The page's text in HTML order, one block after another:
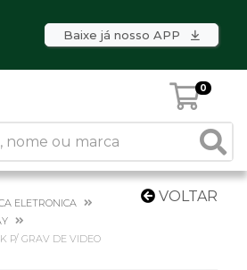
Baixe já nosso APP
0
VOLTAR
ELETRONICA
P/ GRAV DE VIDEO